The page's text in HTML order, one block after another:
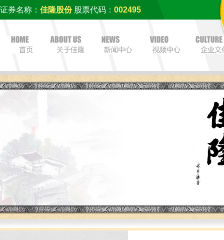
证券名称： 佳隆股份股票代码： 002495